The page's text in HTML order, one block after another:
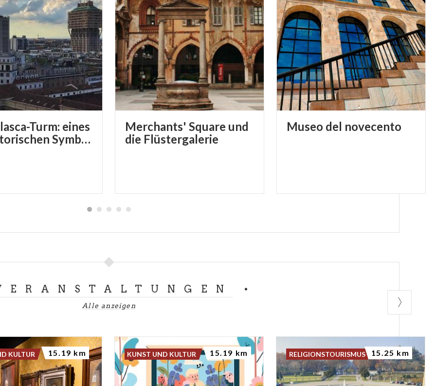
Turm: eines
der historischen Symbole von Mailand
Merchants' Square und
die Flüstergalerie
Museo del novecento
Alle anzeigen
KULTUR 15.19 km KUNST UND KULTUR 15.19 km RELIGIONSTOURISMUS 15.25 km